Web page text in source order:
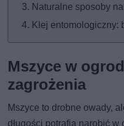
Naturalne sposoby
Klej entomologiczny:
Mszyce w
zagrożenia
Mszyce to drobne owady,
długości potrafią narobić